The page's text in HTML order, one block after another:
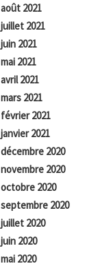
août 2021
juillet 2021
juin 2021
mai 2021
avril 2021
mars 2021
février 2021
janvier 2021
décembre 2020
novembre 2020
octobre 2020
septembre 2020
juillet 2020
juin 2020
mai 2020